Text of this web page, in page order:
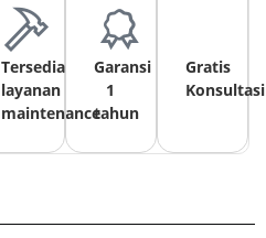
Tersedia
layanan
maintenance
Garansi
1
tahun
Gratis
Konsultasi